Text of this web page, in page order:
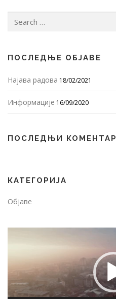
for:
ПОСЛЕДЊЕ ОБЈАВЕ
Најава радова 18/02/2021
Информације 16/09/2020
ПОСЛЕДЊИ КОМЕНТАР
КАТЕГОРИЈА
Објаве